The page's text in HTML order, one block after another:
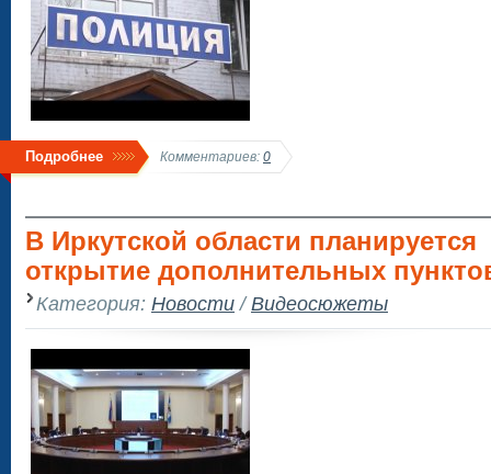
Подробнее Комментариев: 0
В Иркутской области планируется
открытие дополнительных
Категория: Новости/Видеосюжеты